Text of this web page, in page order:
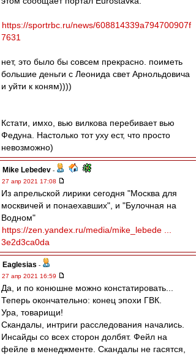
https://sportrbc.ru/news/608814339a794700907f
7631
нет, это было бы совсем прекрасно. поиметь
большие деньги с Леонида свет Арнольдовича
и уйти к коням))))
Кстати, имхо, вью вилкова перебивает вью
Федуна. Настолько тот уху ест, что просто
невозможно)
Mike Lebedev -
27 апр 2021 17:08
Из апрельской лирики сегодня "Москва для
москвичей и понаехавших", и "Булочная на
Водном"
https://zen.yandex.ru/media/mike_lebede ...
3e2d3ca0da
Eaglesias -
27 апр 2021 16:59
Да, и по конюшне можно констатировать...
Теперь окончательно: конец эпохи ГВК.
Ура, товарищи!
Скандалы, интриги расследования начались.
Инсайды со всех сторон долбят. Фейл на
фейле в менеджменте. Скандалы не гасятся,